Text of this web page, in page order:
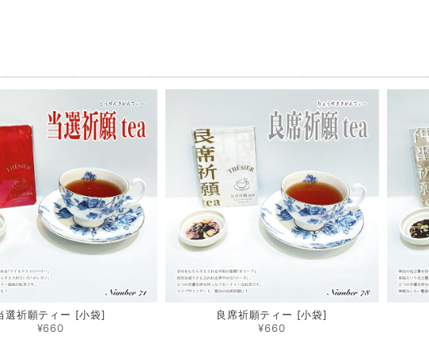
選祈願ティー [小袋]
¥660
良席祈願ティー [小袋]
¥660